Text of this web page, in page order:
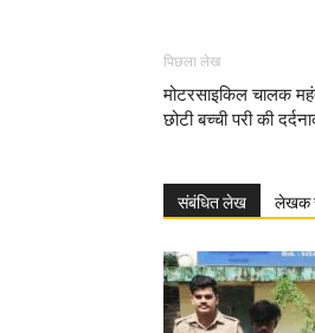
पिछला लेख
मोटरसाइकिल चालक
छोटी बच्ची परी की
संबंधित लेख लेखक